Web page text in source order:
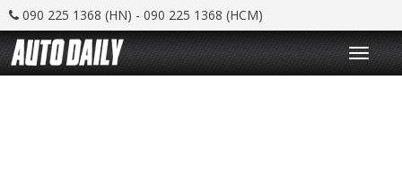
090 225 1368 (HN) - 090 225 1368 (HCM)
T
o
g